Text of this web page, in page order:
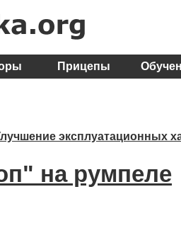
Прицепы
эксплуатационных
на румпеле